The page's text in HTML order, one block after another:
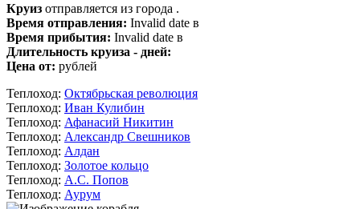
Круиз отправляется из города .
Время отправления: Invalid date в
Время прибытия: Invalid date в
Длительность круиза - дней:
Цена от: рублей
Теплоход: Октябрьская революция
Теплоход: Иван Кулибин
Теплоход: Афанасий Никитин
Теплоход: Александр Свешников
Теплоход: Алдан
Теплоход: Золотое кольцо
Теплоход: А.С. Попов
Теплоход: Аурум